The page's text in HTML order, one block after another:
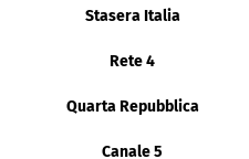
Stasera Italia
Rete 4
Quarta Repubblica
Canale 5